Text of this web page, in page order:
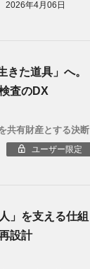
2026年4月06日
きた道具」へ。
査のDX
共有財産とする決断
ユーザー限定
」を支える仕組
設計